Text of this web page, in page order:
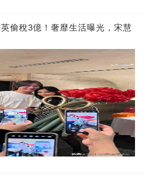
偷稅3億！奢靡生活曝光，宋慧